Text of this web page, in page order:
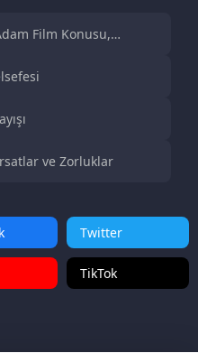
Film Konusu,
ve Zorluklar
Twitter
TikTok